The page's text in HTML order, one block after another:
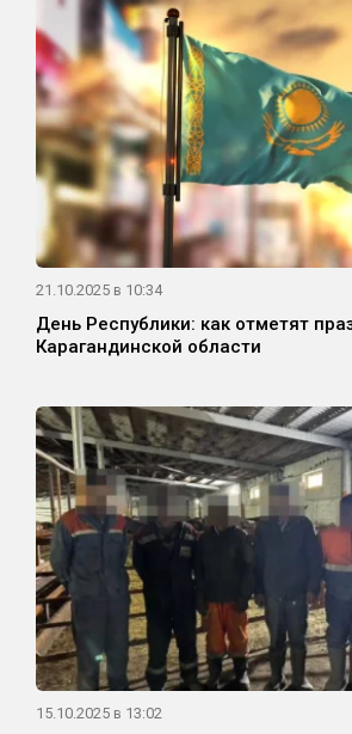
21.10.2025 в 10:34
День Республики: как отметят
Карагандинской области
15.10.2025 в 13:02